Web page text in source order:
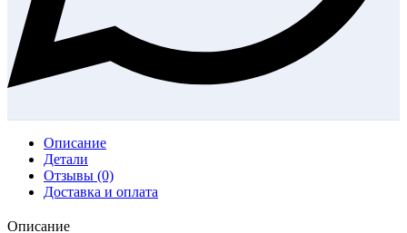
Описание
Детали
Отзывы (0)
Доставка и оплата
Описание